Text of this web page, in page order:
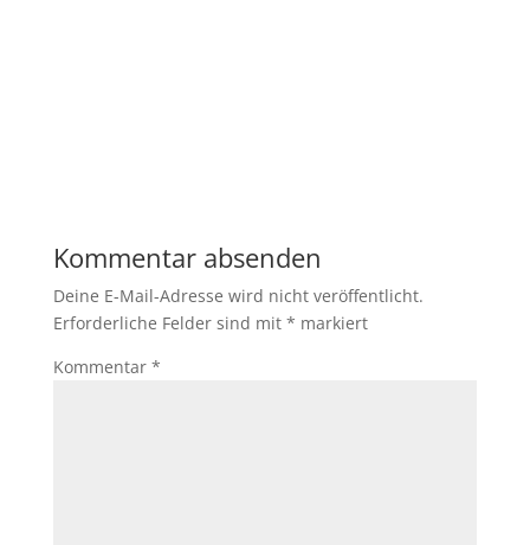
Kommentar absenden
Deine E-Mail-Adresse wird nicht veröffentlicht.
Erforderliche Felder sind mit * markiert
Kommentar *